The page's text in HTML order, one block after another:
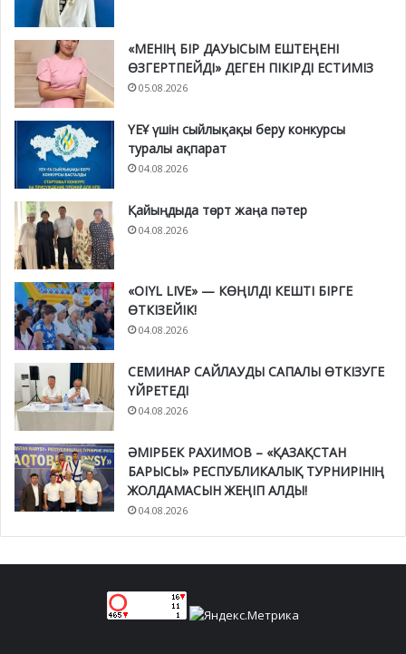
«МЕНІҢ БІР ДАУЫСЫМ ЕШТЕҢЕНІ
ӨЗГЕРТПЕЙДІ» ДЕГЕН ПІКІРДІ ЕСТИМІЗ
05.08.2026
ҮЕҰ үшін сыйлықақы беру конкурсы
туралы ақпарат
04.08.2026
Қайыңдыда төрт жаңа пәтер
04.08.2026
«OIYL LIVE» — КӨҢІЛДІ КЕШТІ БІРГЕ
ӨТКІЗЕЙІК!
04.08.2026
СЕМИНАР САЙЛАУДЫ САПАЛЫ ӨТКІЗУГЕ
ҮЙРЕТЕДІ
04.08.2026
ӘМІРБЕК РАХИМОВ – «ҚАЗАҚСТАН
БАРЫСЫ» РЕСПУБЛИКАЛЫҚ ТУРНИРІНІҢ
ЖОЛДАМАСЫН ЖЕҢІП АЛДЫ!
04.08.2026